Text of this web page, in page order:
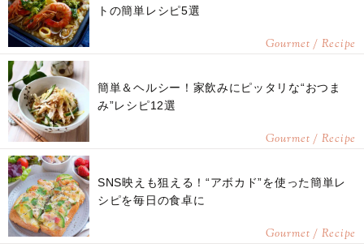
トの簡単レシピ5選
Gourmet / Recipe
簡単＆ヘルシー！家飲みにピッタリな“おつま
み”レシピ12選
Gourmet / Recipe
SNS映えも狙える！“アボカド”を使った簡単レ
シピを毎日の食卓に
Gourmet / Recipe